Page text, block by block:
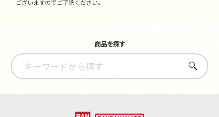
ございますのでご了承ください。
商品を探す
さがす